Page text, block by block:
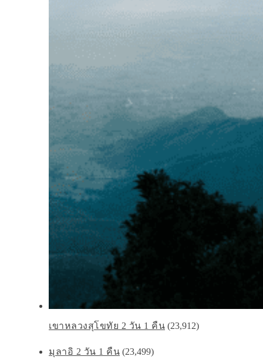
เขาหลวงสุโขทัย 2 วัน 1 คืน (23,912)
มุลาอิ 2 วัน 1 คืน (23,499)